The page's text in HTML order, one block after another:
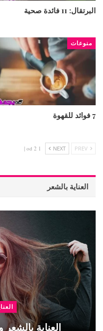
البرتقال: 11 فائدة صحية
منوعات
7 فوائد للقهوة
NEXT
1 od 2 |
العناية بالشعر
العناية بالشعر